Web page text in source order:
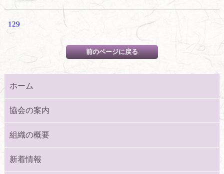
129
ホーム
協会の案内
組織の概要
新着情報